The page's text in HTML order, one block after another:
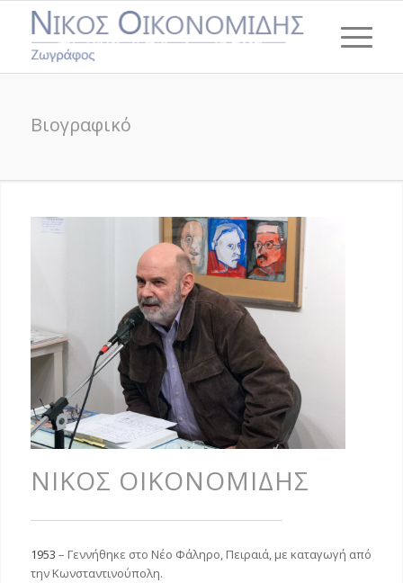
Βιογραφικό
ΝΙΚΟΣ ΟΙΚΟΝΟΜΙΔΗΣ
1953 – Γεννήθηκε στο Νέο Φάληρο, Πειραιά, με καταγωγή από
την Κωνσταντινούπολη.